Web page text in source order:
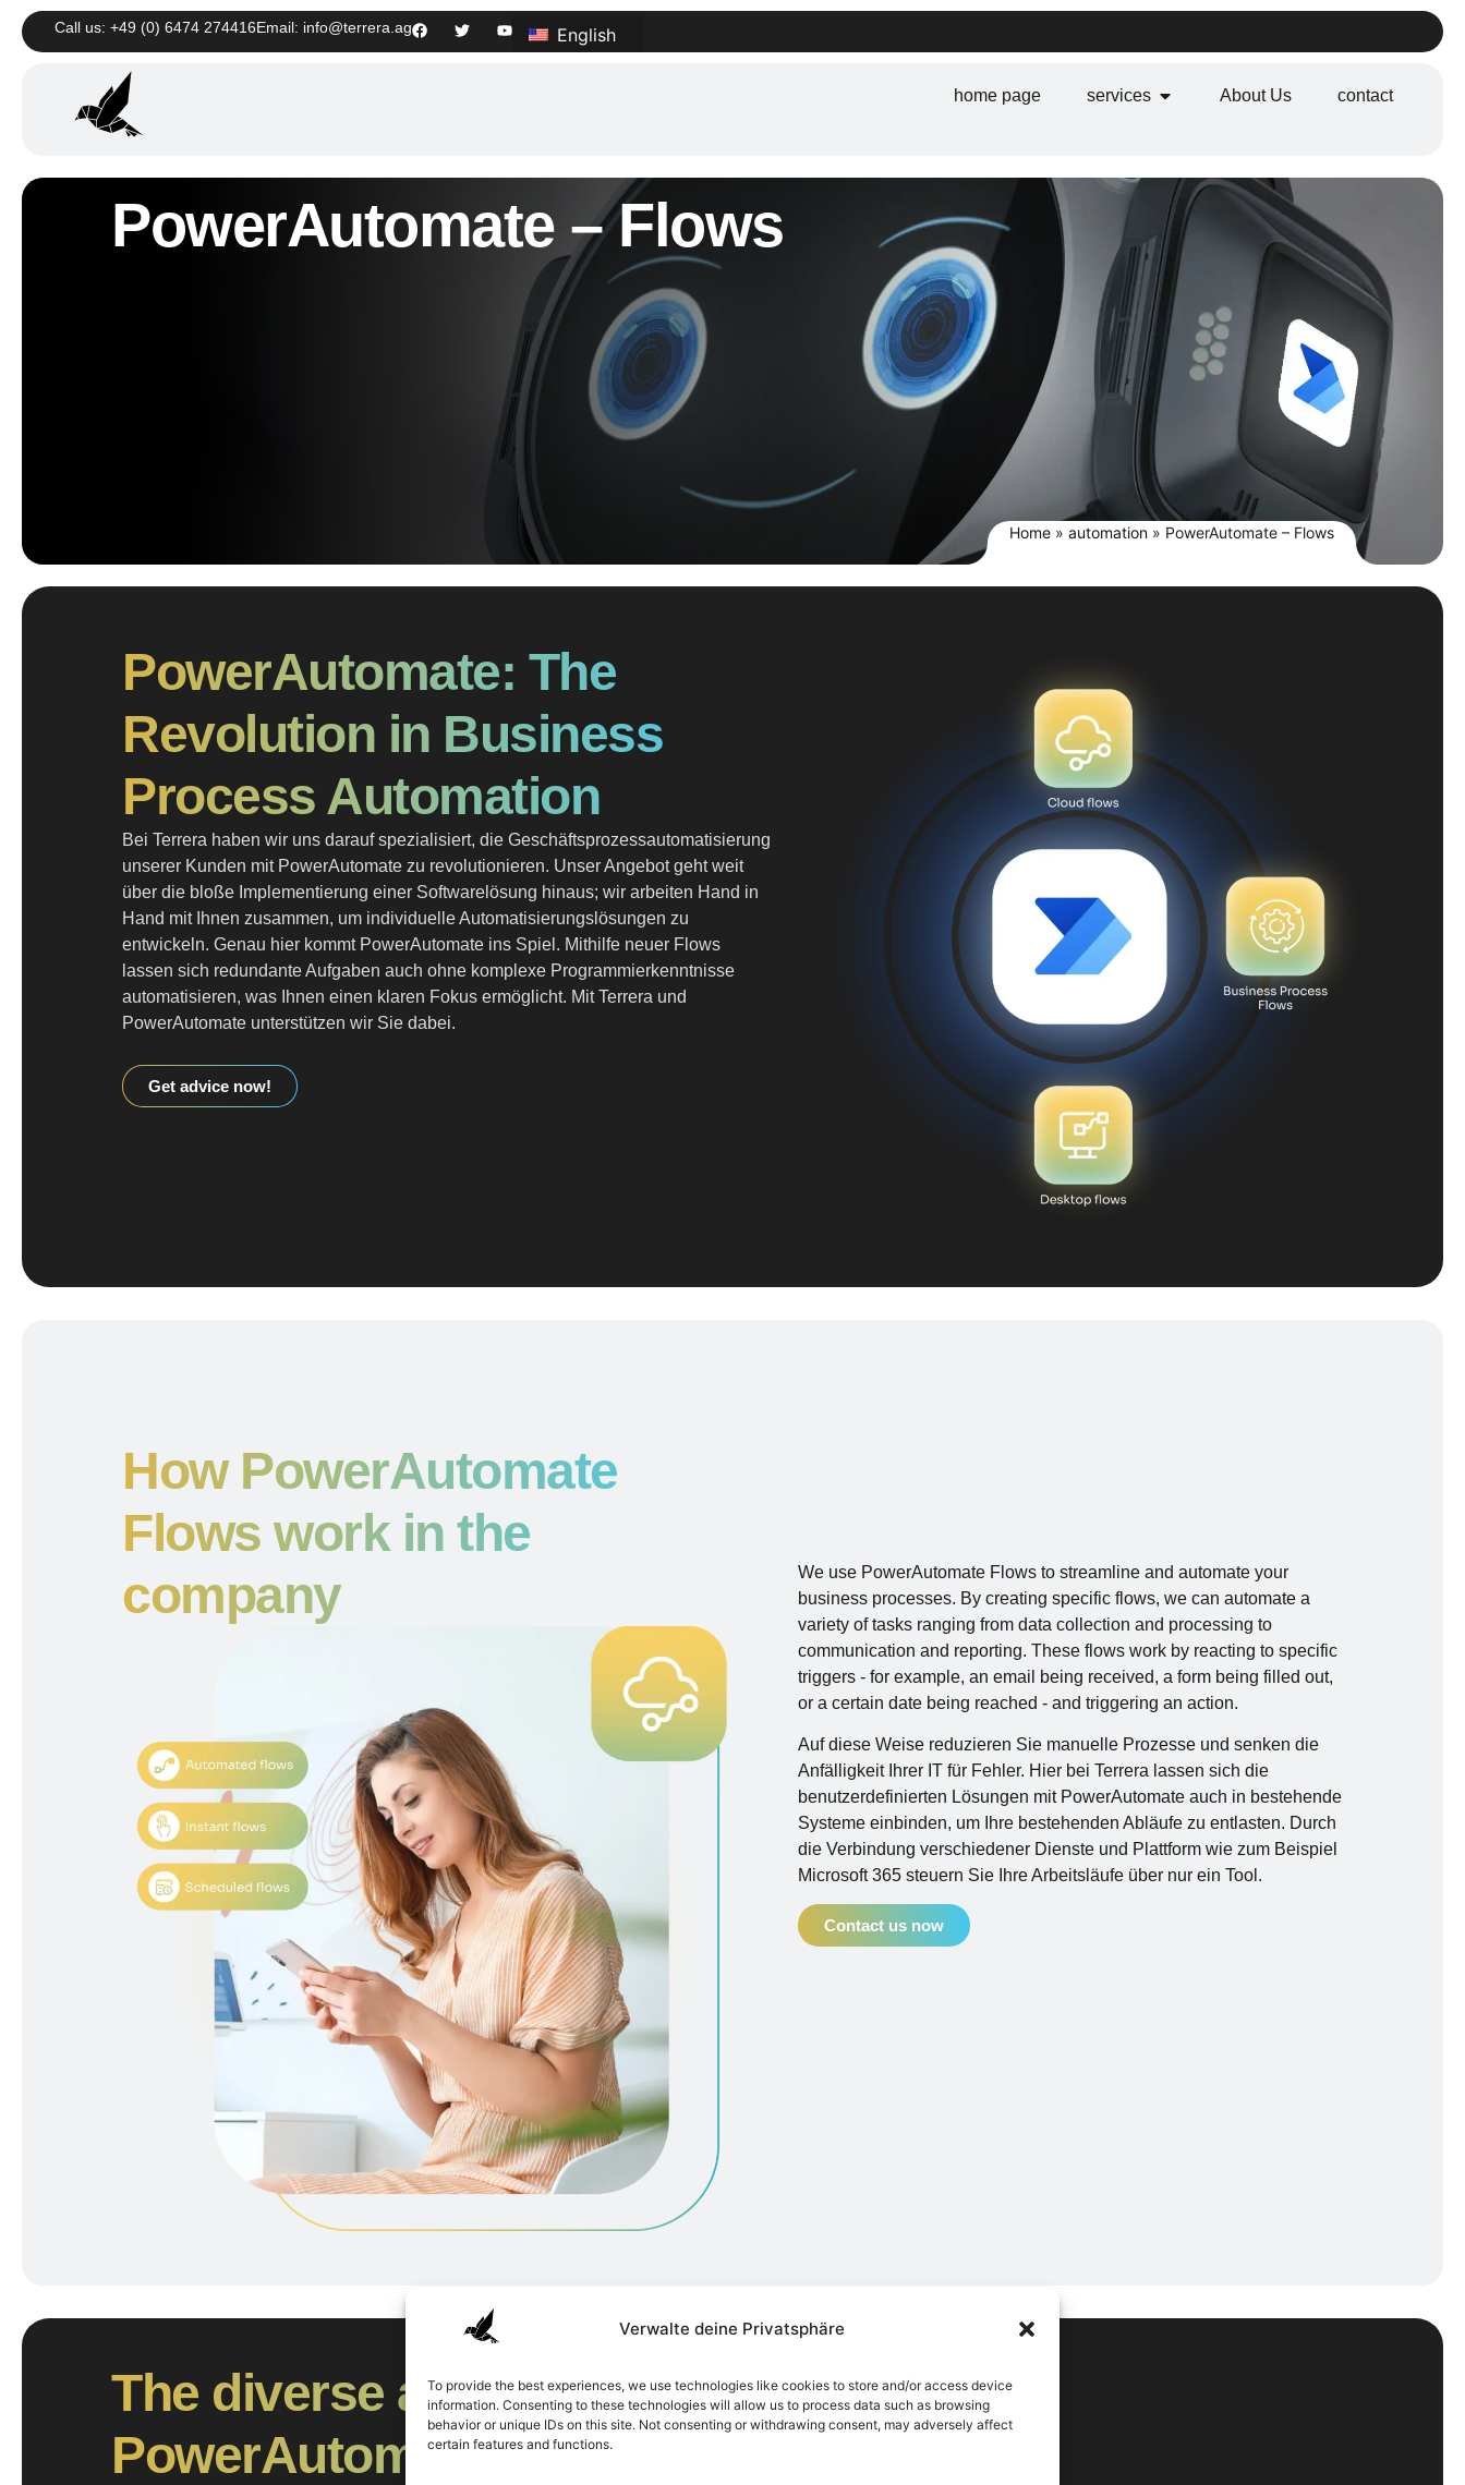
Verwalte deine Privatsphäre
To provide the best experiences, we use technologies like cookies to store and/or access device
information. Consenting to these technologies will allow us to process data such as browsing
behavior or unique IDs on this site. Not consenting or withdrawing consent, may adversely affect
certain features and functions.
Call us: +49 (0) 6474 274416Email: info@terrera.ag English
home page services About Us contact
PowerAutomate – Flows
Home » automation » PowerAutomate – Flows
PowerAutomate: The
Revolution in Business
Process Automation
Bei Terrera haben wir uns darauf spezialisiert, die Geschäftsprozessautomatisierung
unserer Kunden mit PowerAutomate zu revolutionieren. Unser Angebot geht weit
über die bloße Implementierung einer Softwarelösung hinaus; wir arbeiten Hand in
Hand mit Ihnen zusammen, um individuelle Automatisierungslösungen zu
entwickeln. Genau hier kommt PowerAutomate ins Spiel. Mithilfe neuer Flows
lassen sich redundante Aufgaben auch ohne komplexe Programmierkenntnisse
automatisieren, was Ihnen einen klaren Fokus ermöglicht. Mit Terrera und
PowerAutomate unterstützen wir Sie dabei.
Get advice now!
How PowerAutomate
Flows work in the
company
We use PowerAutomate Flows to streamline and automate your
business processes. By creating specific flows, we can automate a
variety of tasks ranging from data collection and processing to
communication and reporting. These flows work by reacting to specific
triggers - for example, an email being received, a form being filled out,
or a certain date being reached - and triggering an action.
Auf diese Weise reduzieren Sie manuelle Prozesse und senken die
Anfälligkeit Ihrer IT für Fehler. Hier bei Terrera lassen sich die
benutzerdefinierten Lösungen mit PowerAutomate auch in bestehende
Systeme einbinden, um Ihre bestehenden Abläufe zu entlasten. Durch
die Verbindung verschiedener Dienste und Plattform wie zum Beispiel
Microsoft 365 steuern Sie Ihre Arbeitsläufe über nur ein Tool.
Contact us now
The diverse application possibilities of
PowerAutomate Flows